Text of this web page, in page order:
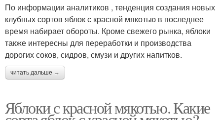
По информации аналитиков , тенденция создания новых
клубных сортов яблок с красной мякотью в последнее
время набирает обороты. Кроме свежего рынка, яблоки
также интересны для переработки и производства
дорогих соков, сидров, смузи и других напитков.
читать дальше →
Яблоки с красной мякотью. Какие